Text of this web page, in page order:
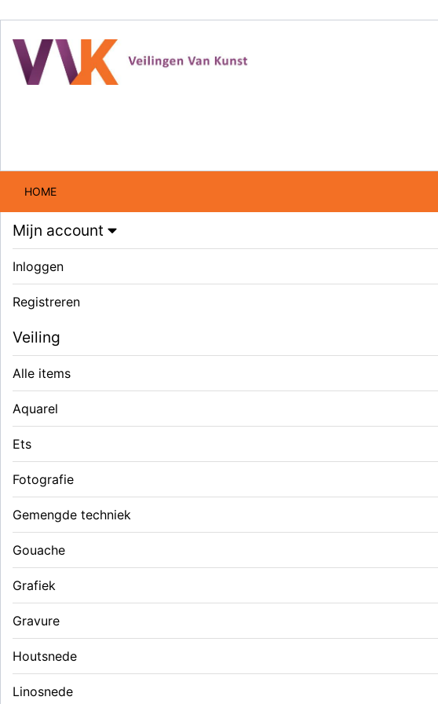
HOME
Mijn account
Inloggen
Registreren
Veiling
Alle items
Aquarel
Ets
Fotografie
Gemengde techniek
Gouache
Grafiek
Gravure
Houtsnede
Linosnede